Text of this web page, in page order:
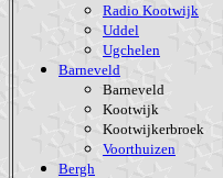
Radio Kootwijk
Uddel
Ugchelen
Barneveld
Barneveld
Kootwijk
Kootwijkerbroek
Voorthuizen
Bergh